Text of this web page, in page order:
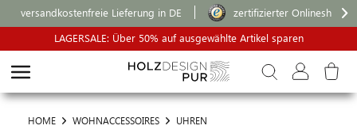
versandkostenfreie Lieferung in DE
zertifizierter Onlineshop
LAGERSALE: Über 50% auf ausgewählte Artikel sparen
HOME WOHNACCESSOIRES UHREN